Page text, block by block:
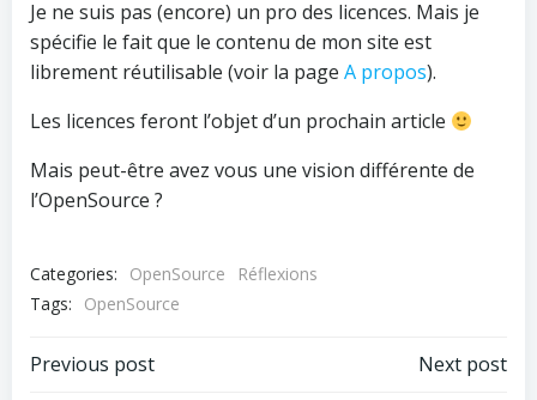
Je ne suis pas (encore) un pro des licences. Mais je
spécifie le fait que le contenu de mon site est
librement réutilisable (voir la page A propos).
Les licences feront l’objet d’un prochain article
Mais peut-être avez vous une vision différente de
l’OpenSource ?
Categories: OpenSource
Réflexions
Tags:
OpenSource
Post
Previous post Next post